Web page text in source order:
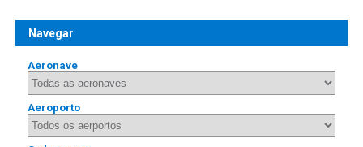
Navegar
Aeronave
Aeroporto